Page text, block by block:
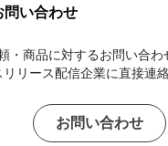
問い合わせ
・商品に対するお問い合わ
リリース配信企業に直接連
お問い合わせ